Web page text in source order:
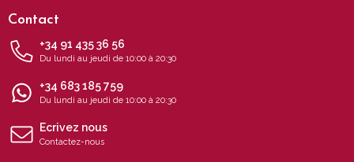
Contact
+34 91 435 36 56
Du lundi au jeudi de 10:00 à 20:30
+34 683 185 759
Du lundi au jeudi de 10:00 à 20:30
Ecrivez nous
Contactez-nous